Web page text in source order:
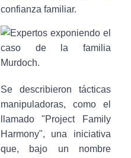
confianza familiar.
Se describieron tácticas
manipuladoras, como el
llamado "Project Family
Harmony", una iniciativa
que, bajo un nombre